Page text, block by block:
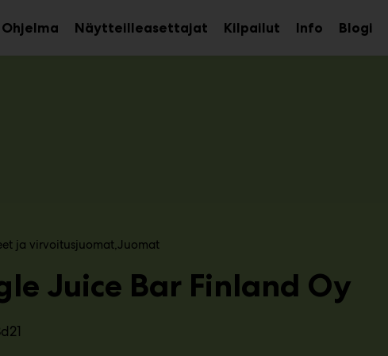
Ohjelma Näytteilleasettajat KilpailutAvaa
alavalikko
InfoAvaa
alavalikko
Blogi
ja virvoitusjuomat Juomat
Juice Bar Finland Oy